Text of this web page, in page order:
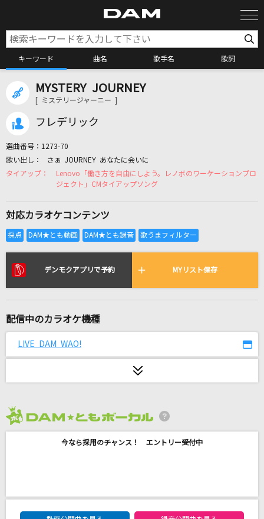
キーワード 曲名 歌手名 歌詞
カラオケ検索
カラオケリクエスト
全国りれき
リアルタイムで歌われている曲の一覧
RIVER
[生音]嘘
All LOVE
三代目 J SOUL BROTHERS from EXILE TRIBE
[生音]突破口
SUPER BEAVER
[良音]COLORS
MILABO
MYSTERY JOURNEY
[ ミステリージャーニー ]
フレデリック
選曲番号： 1273-70
さぁ JOURNEY あなたに会いに
Lenovo「働き方を自由にしよう。レノボのワーケーションプロ
ジェクト」CMタイアップソング
対応カラオケコンテンツ
デンモクアプリで予約 MYリスト保存
配信中のカラオケ機種
LIVE DAM WAO!
今なら採用のチャンス！ エントリー受付中
DAM★ともボーカルエントリーランキング